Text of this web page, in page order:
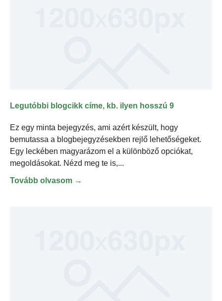
Legutóbbi blogcikk címe, kb. ilyen hosszú 9
Ez egy minta bejegyzés, ami azért készült, hogy
bemutassa a blogbejegyzésekben rejlő lehetőségeket.
Egy leckében magyarázom el a különböző opciókat,
megoldásokat. Nézd meg te is,
Tovább olvasom →